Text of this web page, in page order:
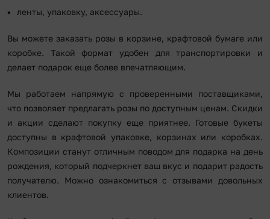
ленты, упаковку, аксессуары.
Вы можете заказать розы в корзине, крафтовой бумаге или
коробке. Такой формат удобен для транспортировки и
делает подарок еще более впечатляющим.
Мы работаем напрямую с проверенными поставщиками,
что позволяет предлагать розы по доступным ценам. Скидки
и акции сделают покупку еще приятнее. Готовые букеты
доступны в крафтовой упаковке, корзинах или коробках.
Композиции станут отличным поводом для подарка на день
рождения, который подчеркнет ваш вкус и подарит радость
получателю. Можно ознакомиться с отзывами довольных
клиентов.